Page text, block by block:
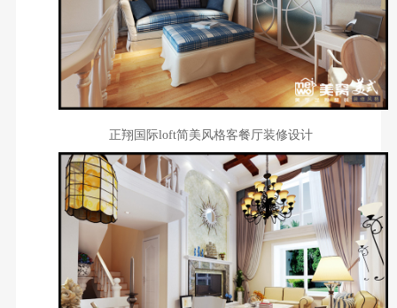
正翔国际loft简美风格客餐厅装修设计